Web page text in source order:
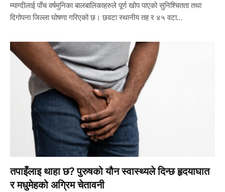
म्याग्दीलाई पाँच वर्षमुनिका बालबालिकाहरुले पूर्ण खोप पाएको सुनिश्चितता तथा
दिगोपना जिल्ला घोषणा गरिएको छ। छवटा स्थानीय तह र ४५ वटा…
तपाइँलाइ थाहा छ? पुरुषको यौन स्वास्थ्यले दिन्छ हृदयाघात
र मधुमेहको अग्रिम चेतावनी